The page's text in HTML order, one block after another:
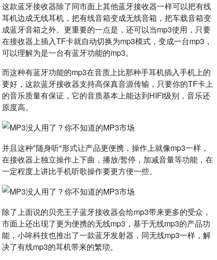
这款蓝牙接收器除了同市面上其他蓝牙接收器一样可以把有线
耳机边成无线耳机，把有线音箱变成无线音箱，把车载音箱变
成蓝牙音箱之外。更重要的一点是，还可以当mp3使用，只要
在接收器上插入TF卡就自动切换为mp3模式，变成一台mp3，
可以理解为是一台有蓝牙功能的mp3。
而这种有蓝牙功能的mp3在音质上比那种手耳机插入手机上的
要好，这款蓝牙接收器支持高保真音源传输，只要你的TF卡上
的音乐质量有保证，它的音质基本上能达到HIFI级别，音乐还
原度高。
并且这种"随身听"形式让产品更便携，操作上就像mp3一样，
在接收器上独立操作上下曲，播放/暂停，加减音量等功能，在
一定程度上讲比手机听歌操作要更方便一些。
除了上面说的贝壳王子蓝牙接收器会给mp3带来更多的受众，
市面上还出现了更为便携的无线mp3，基于无线mp3的产品功
能，小哞科技也推出了一款蓝牙发射器，同无线mp3一样，解
决了有线mp3的耳机带来的繁琐。